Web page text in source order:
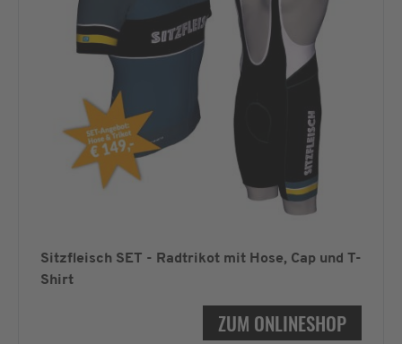
Sitzfleisch SET - Radtrikot mit Hose, Cap und T-
Shirt
ZUM ONLINESHOP